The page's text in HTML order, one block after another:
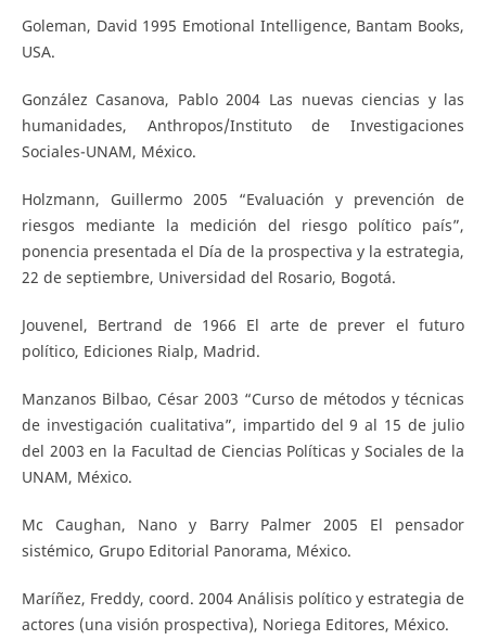
Goleman, David 1995 Emotional Intelligence, Bantam Books,
USA.
González Casanova, Pablo 2004 Las nuevas ciencias y las
humanidades, Anthropos/Instituto de Investigaciones
Sociales-UNAM, México.
Holzmann, Guillermo 2005 “Evaluación y prevención de
riesgos mediante la medición del riesgo político país”,
ponencia presentada el Día de la prospectiva y la estrategia,
22 de septiembre, Universidad del Rosario, Bogotá.
Jouvenel, Bertrand de 1966 El arte de prever el futuro
político, Ediciones Rialp, Madrid.
Manzanos Bilbao, César 2003 “Curso de métodos y técnicas
de investigación cualitativa”, impartido del 9 al 15 de julio
del 2003 en la Facultad de Ciencias Políticas y Sociales de la
UNAM, México.
Mc Caughan, Nano y Barry Palmer 2005 El pensador
sistémico, Grupo Editorial Panorama, México.
Maríñez, Freddy, coord. 2004 Análisis político y estrategia de
actores (una visión prospectiva), Noriega Editores, México.